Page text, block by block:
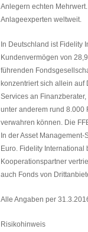
Anlegern echten
Anlageexperten weltweit.
In Deutschland ist Fidelity
Kundenvermögen von
führenden
konzentriert sich allein
Services an
unter anderem rund 8.000
verwahren können. Die
In der Asset
Euro. Fidelity
Kooperationspartner
auch Fonds von
Alle Angaben per
Risikohinweis